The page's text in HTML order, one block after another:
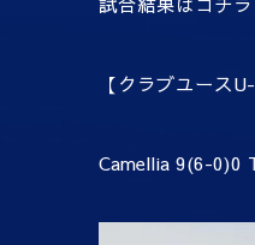
【クラブユース
Camellia 9(6-0)0